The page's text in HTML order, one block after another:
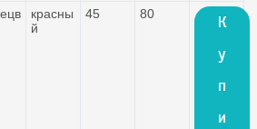
красны
й
45 80
К
у
п
и